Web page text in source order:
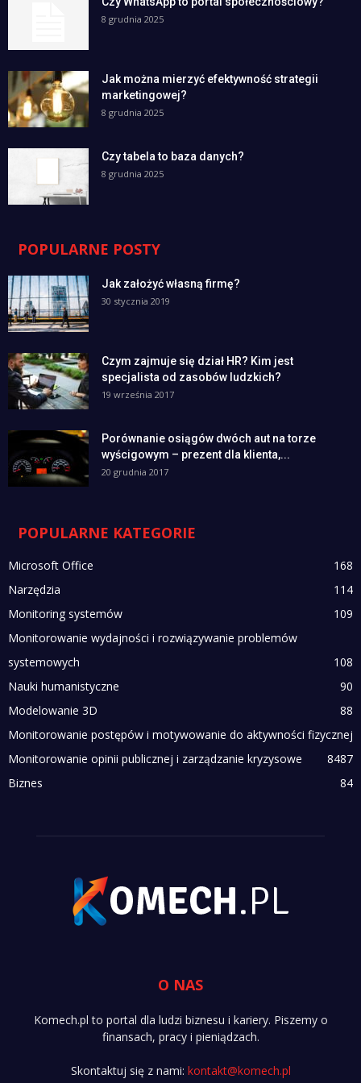
8 grudnia 2025
Jak można mierzyć efektywność strategii
marketingowej?
8 grudnia 2025
Czy tabela to baza danych?
8 grudnia 2025
POPULARNE POSTY
Jak założyć własną firmę?
30 stycznia 2019
Czym zajmuje się dział HR? Kim jest
specjalista od zasobów ludzkich?
19 września 2017
Porównanie osiągów dwóch aut na torze
wyścigowym – prezent dla klienta,...
20 grudnia 2017
POPULARNE KATEGORIE
Microsoft Office
168
Narzędzia
114
Monitoring systemów
109
Monitorowanie wydajności i rozwiązywanie problemów
systemowych
108
Nauki humanistyczne
90
Modelowanie 3D
88
Monitorowanie postępów i motywowanie do aktywności fizycznej
87
Monitorowanie opinii publicznej i zarządzanie kryzysowe
84
Biznes
84
O NAS
Komech.pl to portal dla ludzi biznesu i kariery. Piszemy o
finansach, pracy i pieniądzach.
Skontaktuj się z nami: kontakt@komech.pl